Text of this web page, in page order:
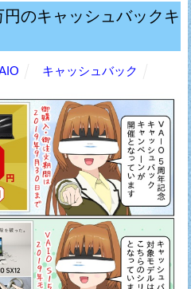
のキャッシュバックキ
キャッシュバック